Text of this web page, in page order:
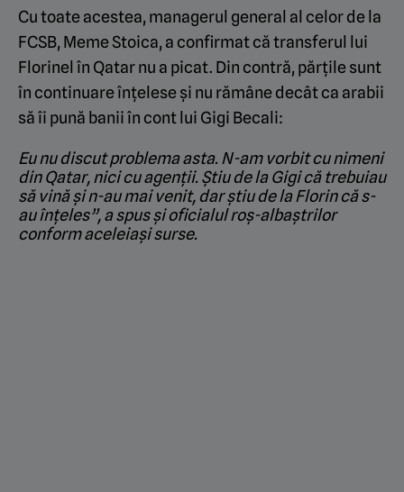
Cu toate acestea, managerul general al celor de la
FCSB, Meme Stoica, a confirmat că transferul lui
Florinel în Qatar nu a picat. Din contră, părțile sunt
în continuare înțelese și nu rămâne decât ca arabii
să îi pună banii în cont lui Gigi Becali:
Eu nu discut problema asta. N-am vorbit cu nimeni
din Qatar, nici cu agenții. Știu de la Gigi că trebuiau
să vină și n-au mai venit, dar știu de la Florin că s-
au înțeles”, a spus și oficialul roș-albaștrilor
conform aceleiași surse.